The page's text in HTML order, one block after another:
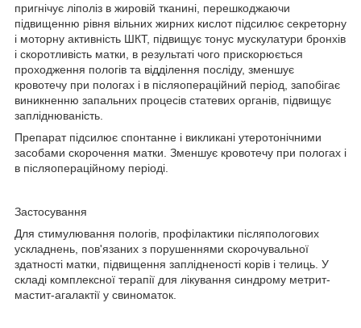
пригнічує ліполіз в жировій тканині, перешкоджаючи
підвищенню рівня вільних жирних кислот підсилює секреторну
і моторну активність ШКТ, підвищує тонус мускулатури бронхів
і скоротливість матки, в результаті чого прискорюється
проходження пологів та відділення посліду, зменшує
кровотечу при пологах і в післяопераційний період, запобігає
виникненню запальних процесів статевих органів, підвищує
запліднюваність.
Препарат підсилює спонтанне і викликані утеротонічними
засобами скорочення матки. Зменшує кровотечу при пологах і
в післяопераційному періоді.
Застосування
Для стимулювання пологів, профілактики післяпологових
ускладнень, пов'язаних з порушеннями скорочувальної
здатності матки, підвищення заплідненості корів і телиць. У
складі комплексної терапії для лікування синдрому метрит-
мастит-агалактії у свиноматок.